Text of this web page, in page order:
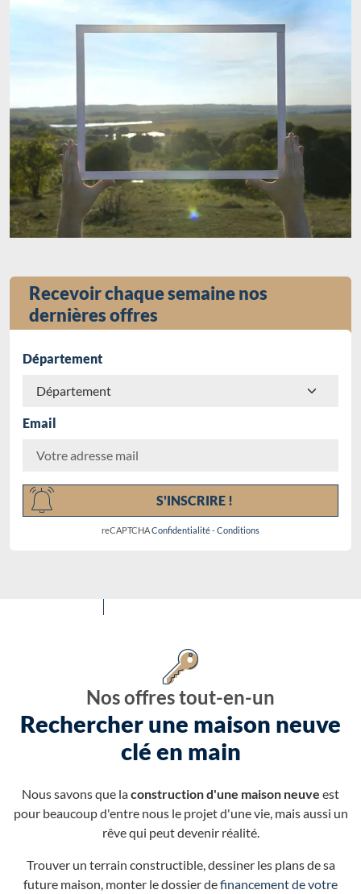
Recevoir chaque semaine nos
dernières offres
Département
Email
S'INSCRIRE !
reCAPTCHAConfidentialité-Conditions
Nos offres tout-en-un
Rechercher une maison neuve
clé en main
Nous savons que laconstruction d'une maison neuve est
pour beaucoup d'entre nous le projet d'une vie, mais aussi un
rêve qui peut devenir réalité.
Trouver un terrain constructible, dessiner les plans de sa
future maison, monter le dossier definancement de votre